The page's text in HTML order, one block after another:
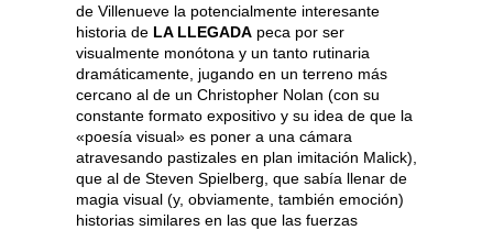
de Villenueve la potencialmente interesante
historia de LA LLEGADA peca por ser
visualmente monótona y un tanto rutinaria
dramáticamente, jugando en un terreno más
cercano al de un Christopher Nolan (con su
constante formato expositivo y su idea de que la
«poesía visual» es poner a una cámara
atravesando pastizales en plan imitación Malick),
que al de Steven Spielberg, que sabía llenar de
magia visual (y, obviamente, también emoción)
historias similares en las que las fuerzas